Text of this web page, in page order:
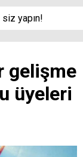
siz yapın!
gelişme
üyeleri